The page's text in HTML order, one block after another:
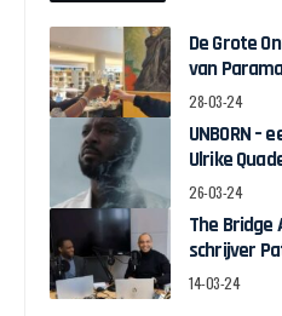
De Grote
van
28-03-24
UNBORN
Ulrike
26-03-24
The Bridge
schrijver
14-03-24